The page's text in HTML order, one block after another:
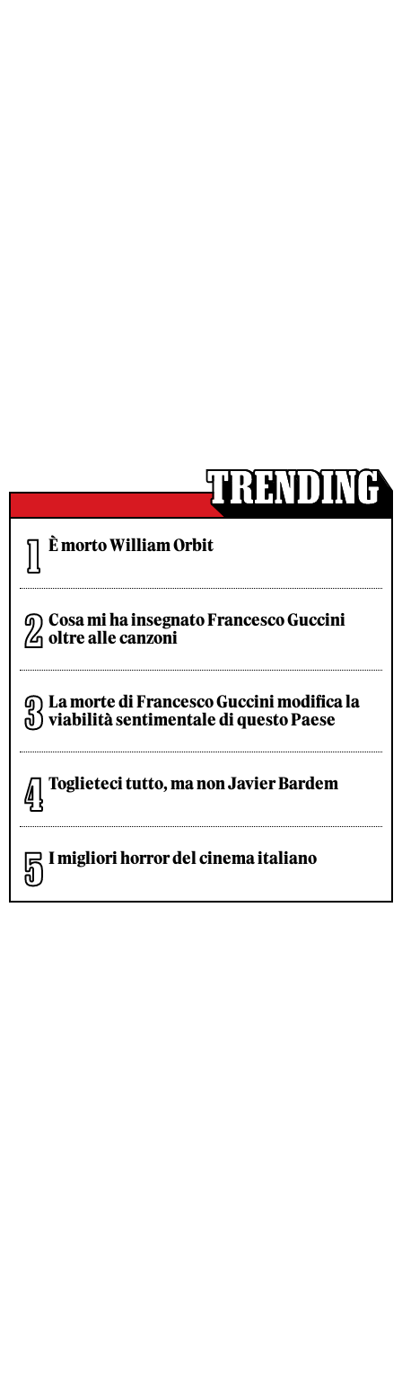
È morto William Orbit
Cosa mi ha insegnato Francesco Guccini
oltre alle canzoni
La morte di Francesco Guccini modifica la
viabilità sentimentale di questo Paese
Toglieteci tutto, ma non Javier Bardem
I migliori horror del cinema italiano